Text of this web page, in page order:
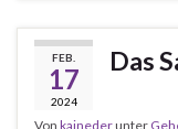
FEB.
17
2024
Das
Von kainederunter